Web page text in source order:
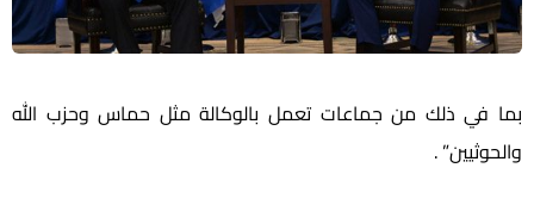
بما في ذلك من جماعات تعمل بالوكالة مثل حماس وحزب الله
والحوثيين” .